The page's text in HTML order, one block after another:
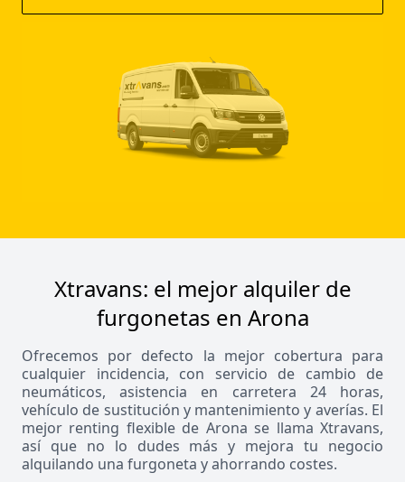
Xtravans: el mejor alquiler de
furgonetas en Arona
Ofrecemos por defecto la mejor cobertura para
cualquier incidencia, con servicio de cambio de
neumáticos, asistencia en carretera 24 horas,
vehículo de sustitución y mantenimiento y averías. El
mejor renting flexible de Arona se llama Xtravans,
así que no lo dudes más y mejora tu negocio
alquilando una furgoneta y ahorrando costes.